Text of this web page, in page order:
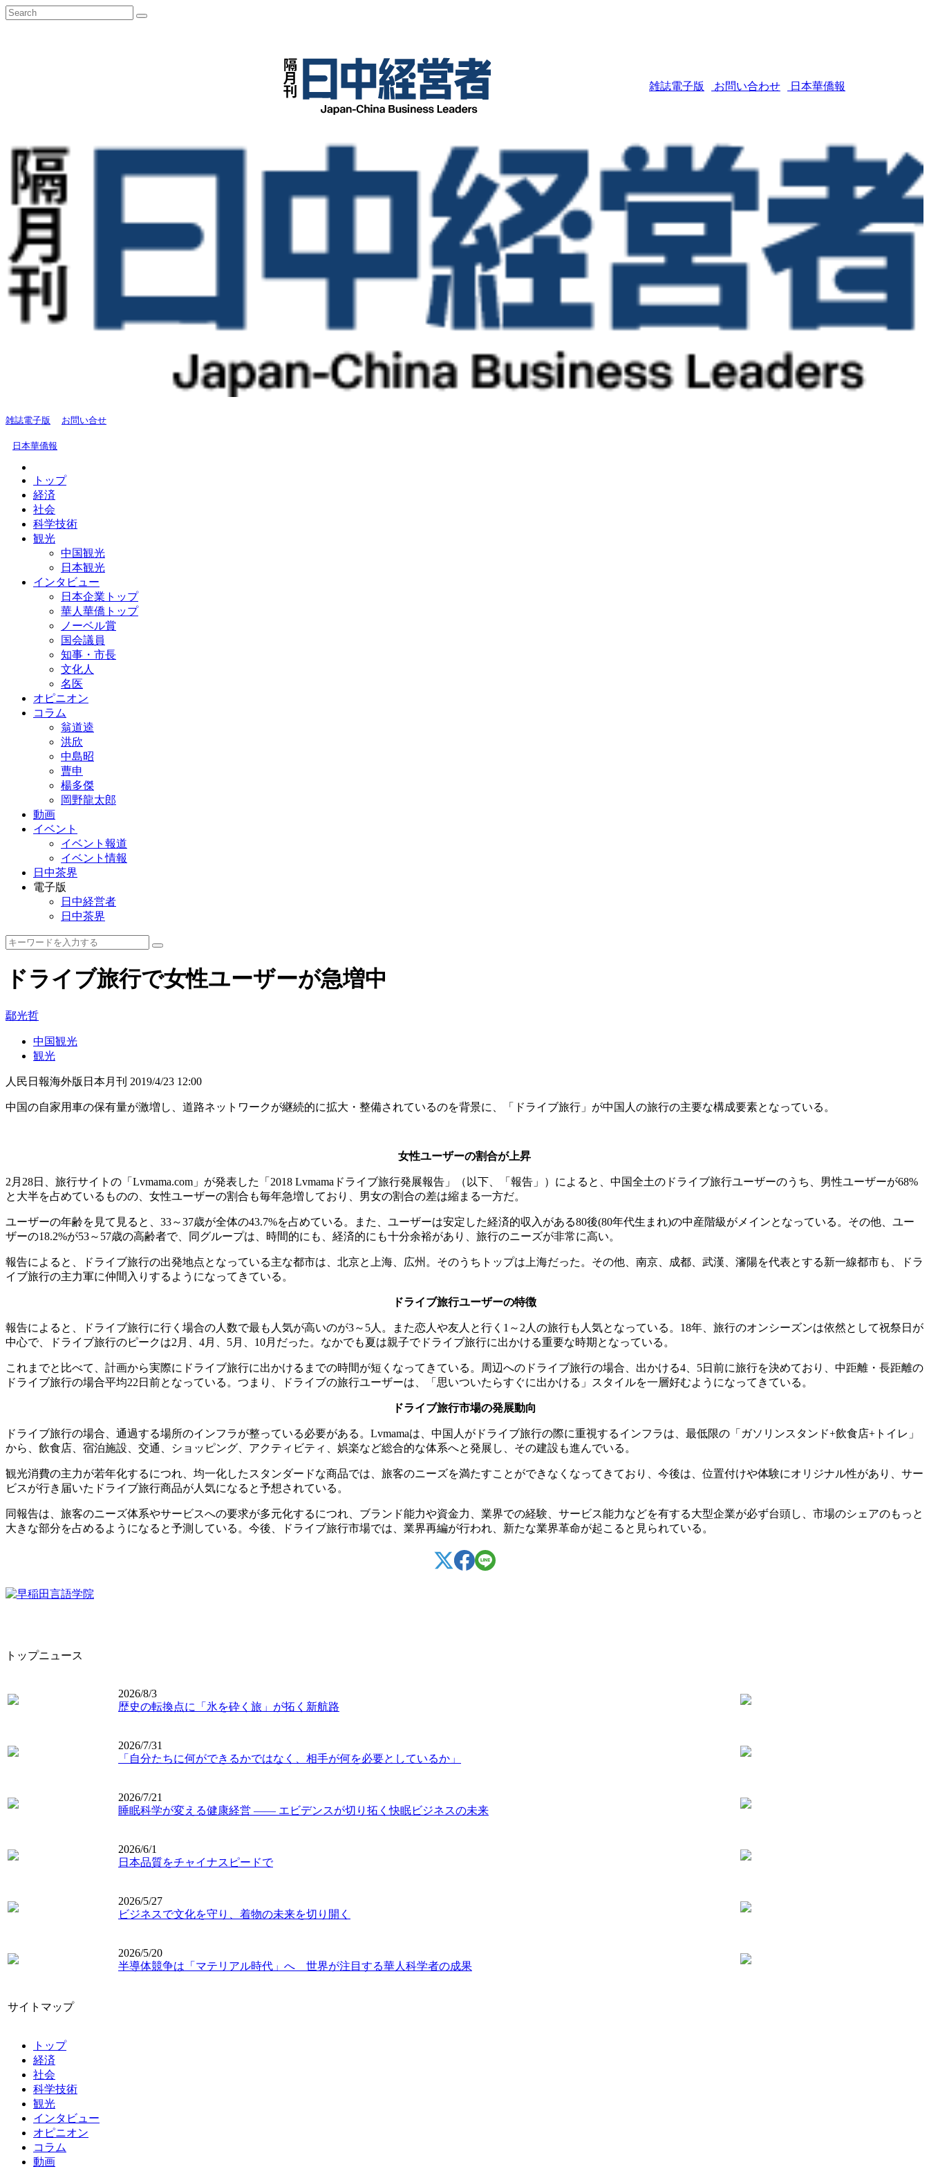
雑誌電子版 お問い合わせ 日本華僑報
雑誌電子版 お問い合せ
日本華僑報
トップ
経済
社会
科学技術
観光
中国観光
日本観光
インタビュー
日本企業トップ
華人華僑トップ
ノーベル賞
国会議員
知事・市長
文化人
名医
オピニオン
コラム
翁道逵
洪欣
中島昭
曹申
楊多傑
岡野龍太郎
動画
イベント
イベント報道
イベント情報
日中茶界
電子版
日中経営者
日中茶界
ドライブ旅行で女性ユーザーが急増中
鄢光哲
中国観光
観光
人民日報海外版日本月刊 2019/4/23 12:00
中国の自家用車の保有量が激増し、道路ネットワークが継続的に拡大・整備されているのを背景に、「ドライブ旅行」が中国人の旅行の主要な構成要素となっている。
女性ユーザーの割合が上昇
2月28日、旅行サイトの「Lvmama.com」が発表した「2018 Lvmamaドライブ旅行発展報告」（以下、「報告」）によると、中国全土のドライブ旅行ユーザーのうち、男性ユーザーが68%
と大半を占めているものの、女性ユーザーの割合も毎年急増しており、男女の割合の差は縮まる一方だ。
ユーザーの年齢を見て見ると、33～37歳が全体の43.7%を占めている。また、ユーザーは安定した経済的収入がある80後(80年代生まれ)の中産階級がメインとなっている。その他、ユー
ザーの18.2%が53～57歳の高齢者で、同グループは、時間的にも、経済的にも十分余裕があり、旅行のニーズが非常に高い。
報告によると、ドライブ旅行の出発地点となっている主な都市は、北京と上海、広州。そのうちトップは上海だった。その他、南京、成都、武漢、瀋陽を代表とする新一線都市も、ドラ
イブ旅行の主力軍に仲間入りするようになってきている。
ドライブ旅行ユーザーの特徴
報告によると、ドライブ旅行に行く場合の人数で最も人気が高いのが3～5人。また恋人や友人と行く1～2人の旅行も人気となっている。18年、旅行のオンシーズンは依然として祝祭日が
中心で、ドライブ旅行のピークは2月、4月、5月、10月だった。なかでも夏は親子でドライブ旅行に出かける重要な時期となっている。
これまでと比べて、計画から実際にドライブ旅行に出かけるまでの時間が短くなってきている。周辺へのドライブ旅行の場合、出かける4、5日前に旅行を決めており、中距離・長距離の
ドライブ旅行の場合平均22日前となっている。つまり、ドライブの旅行ユーザーは、「思いついたらすぐに出かける」スタイルを一層好むようになってきている。
ドライブ旅行市場の発展動向
ドライブ旅行の場合、通過する場所のインフラが整っている必要がある。Lvmamaは、中国人がドライブ旅行の際に重視するインフラは、最低限の「ガソリンスタンド+飲食店+トイレ」
から、飲食店、宿泊施設、交通、ショッピング、アクティビティ、娯楽など総合的な体系へと発展し、その建設も進んでいる。
観光消費の主力が若年化するにつれ、均一化したスタンダードな商品では、旅客のニーズを満たすことができなくなってきており、今後は、位置付けや体験にオリジナル性があり、サー
ビスが行き届いたドライブ旅行商品が人気になると予想されている。
同報告は、旅客のニーズ体系やサービスへの要求が多元化するにつれ、ブランド能力や資金力、業界での経験、サービス能力などを有する大型企業が必ず台頭し、市場のシェアのもっと
大きな部分を占めるようになると予測している。今後、ドライブ旅行市場では、業界再編が行われ、新たな業界革命が起こると見られている。
トップニュース
2026/8/3
歴史の転換点に「氷を砕く旅」が拓く新航路
2026/7/31
「自分たちに何ができるかではなく、相手が何を必要としているか」
2026/7/21
睡眠科学が変える健康経営 ―― エビデンスが切り拓く快眠ビジネスの未来
2026/6/1
日本品質をチャイナスピードで
2026/5/27
ビジネスで文化を守り、着物の未来を切り開く
2026/5/20
半導体競争は「マテリアル時代」へ 世界が注目する華人科学者の成果
サイトマップ
トップ
経済
社会
科学技術
観光
インタビュー
オピニオン
コラム
動画